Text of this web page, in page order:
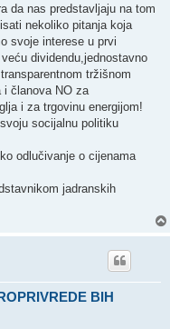
da nas predstavljaju na tom
nekoliko pitanja koja
svoje interese u prvi
dividendu,jednostavno
tržišnom
i članova NO za
i za trgovinu energijom!
socijalnu politiku
odlučivanje o cijenama
jadranskih
BIH